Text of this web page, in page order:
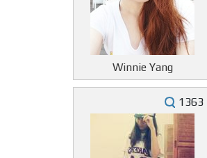
Winnie Yang
1363